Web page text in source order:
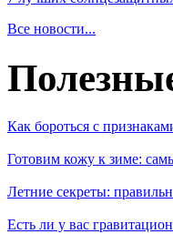
Все новости...
Как бороться с
Готовим кожу к зиме:
Летние секреты:
Есть ли у вас